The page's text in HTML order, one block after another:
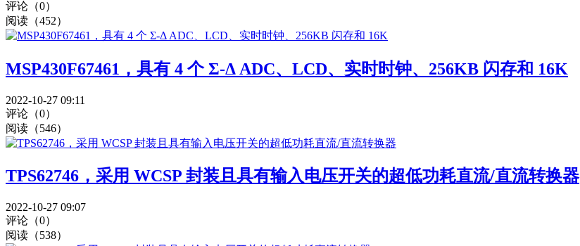
评论（0）
阅读（452）
MSP430F67461，具有 4 个 Σ-Δ ADC、LCD、实时时钟、256KB 闪存和 16K
2022-10-27 09:11
评论（0）
阅读（546）
TPS62746，采用 WCSP 封装且具有输入电压开关的超低功耗直流/直流转换器
2022-10-27 09:07
评论（0）
阅读（538）